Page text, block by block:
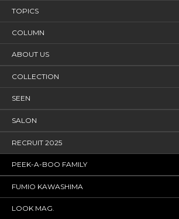
TOPICS
COLUMN
ABOUT US
COLLECTION
SEEN
SALON
RECRUIT 2025
PEEK-A-BOO FAMILY
FUMIO KAWASHIMA
LOOK MAG.